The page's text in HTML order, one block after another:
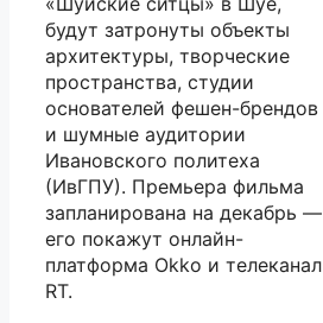
будут затронуты объекты
архитектуры, творческие
пространства, студии
основателей фешен-брендов
и шумные аудитории
Ивановского политеха
(ИвГПУ). Премьера фильма
запланирована на декабрь —
его покажут онлайн-
платформа Okko и телеканал
RT.